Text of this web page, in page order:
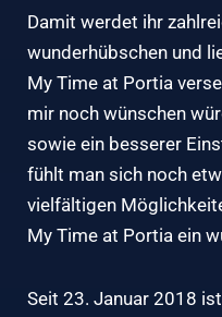
Damit werdet ihr
wunderhübschen und
My Time at Portia
mir noch wünschen
sowie ein besserer
fühlt man sich noch
vielfältigen
My Time at Portia ein
Seit 23. Januar 2018